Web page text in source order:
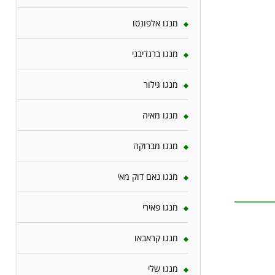
מנגו אלפונסו
מנגו ברנדיבני
מנגו גילור
מנגו מאיה
מנגו מברוקה
מנגו נאם דוק מאי
מנגו פאירי
מנגו קראבאו
מנגו שלי